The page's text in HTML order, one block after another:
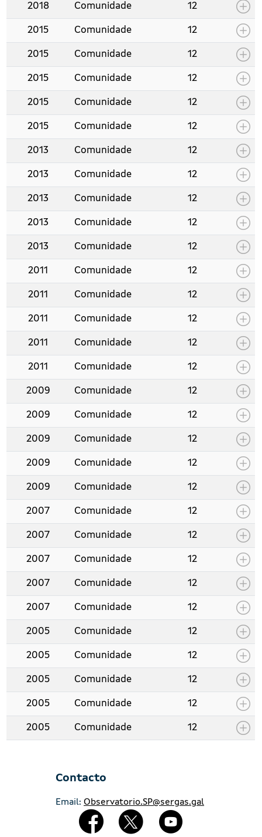
2018 Comunidade 12
2015 Comunidade 12
2015 Comunidade 12
2015 Comunidade 12
2015 Comunidade 12
2015 Comunidade 12
2013 Comunidade 12
2013 Comunidade 12
2013 Comunidade 12
2013 Comunidade 12
2013 Comunidade 12
2011 Comunidade 12
2011 Comunidade 12
2011 Comunidade 12
2011 Comunidade 12
2011 Comunidade 12
2009 Comunidade 12
2009 Comunidade 12
2009 Comunidade 12
2009 Comunidade 12
2009 Comunidade 12
2007 Comunidade 12
2007 Comunidade 12
2007 Comunidade 12
2007 Comunidade 12
2007 Comunidade 12
2005 Comunidade 12
2005 Comunidade 12
2005 Comunidade 12
2005 Comunidade 12
2005 Comunidade 12
Contacto
Email: Observatorio.SP@sergas.gal
Redes Sociales